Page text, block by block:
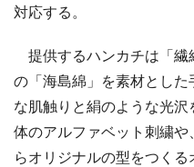
対応する。
提供するハンカチは「繊
の「海島綿」を素材とした
な肌触りと絹のような光
体のアルファベット刺繍
らオリジナルの型をつく